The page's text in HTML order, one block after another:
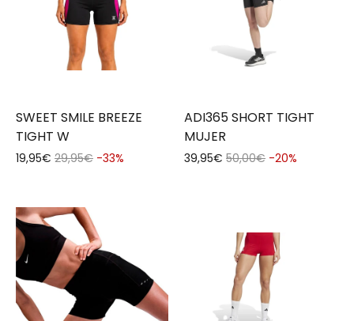
SWEET SMILE BREEZE
TIGHT W
19,95€ 29,95€ -33%
ADI365 SHORT TIGHT
MUJER
39,95€ 50,00€ -20%